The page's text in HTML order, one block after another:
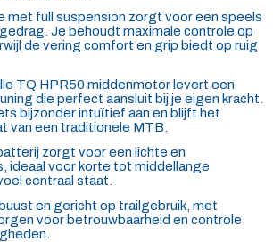
met full suspension zorgt voor een speels
Je behoudt maximale controle op
de vering comfort en grip biedt op ruig
TQ HPR50 middenmotor levert een
die perfect aansluit bij je eigen kracht.
bijzonder intuïtief aan en blijft het
van een traditionele MTB.
zorgt voor een lichte en
ideaal voor korte tot middellange
centraal staat.
en gericht op trailgebruik, met
voor betrouwbaarheid en controle